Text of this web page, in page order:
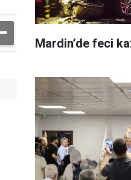
Mardin’de feci